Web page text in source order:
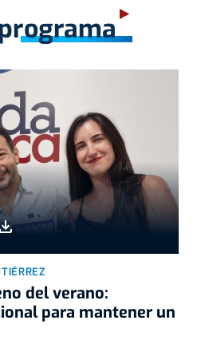
del verano:
para mantener un